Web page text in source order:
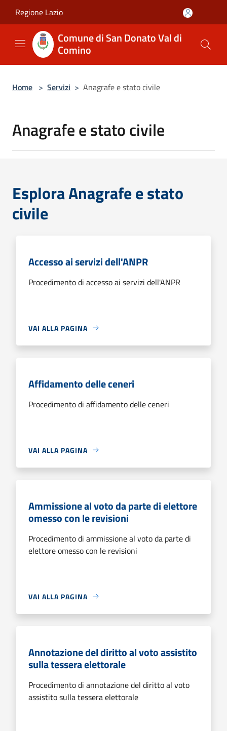
Regione Lazio
Comune di San Donato Val di
Comino
Home > Servizi > Anagrafe e stato civile
Anagrafe e stato civile
Esplora Anagrafe e stato
civile
Accesso ai servizi dell'ANPR
Procedimento di accesso ai servizi dell'ANPR
VAI ALLA PAGINA
Affidamento delle ceneri
Procedimento di affidamento delle ceneri
VAI ALLA PAGINA
Ammissione al voto da parte di elettore
omesso con le revisioni
Procedimento di ammissione al voto da parte di
elettore omesso con le revisioni
VAI ALLA PAGINA
Annotazione del diritto al voto assistito
sulla tessera elettorale
Procedimento di annotazione del diritto al voto
assistito sulla tessera elettorale